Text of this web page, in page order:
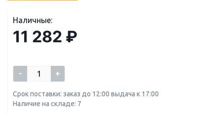
Наличные:
11 282 ₽
- +
Срок поставки: заказ до 12:00 выдача к 17:00
Наличие на складе: 7